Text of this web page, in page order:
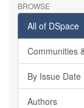
BROWSE
All of DSpace
Communities
By Issue Date
Authors